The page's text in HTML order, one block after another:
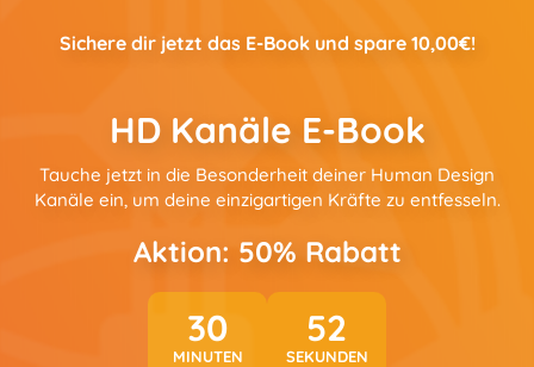
Sichere dir jetzt das E-Book und spare 10,00€!
HD Kanäle E-Book
Tauche jetzt in die Besonderheit deiner Human Design
Kanäle ein, um deine einzigartigen Kräfte zu entfesseln.
Aktion: 50% Rabatt
30
MINUTEN
51
SEKUNDEN